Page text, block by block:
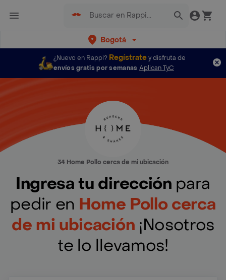
Bogotá
¿Nuevo en Rappi? Regístratey disfruta de
envíos gratis por semanas Aplican TyC
34 Home Pollo cerca de mi ubicación
Ingresa tu dirección para
pedir en Home Pollo cerca
de mi ubicación ¡Nosotros
te lo llevamos!